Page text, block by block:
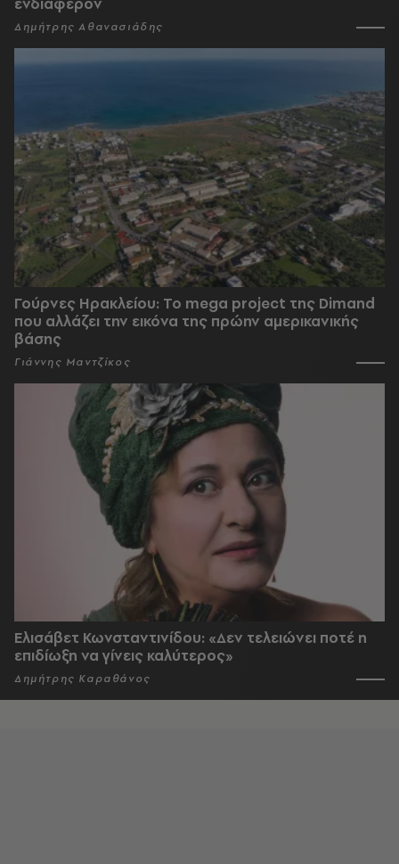
Δημήτρης Αθανασιάδης
Γούρνες Ηρακλείου: To mega project της Dimand
που αλλάζει την εικόνα της πρώην αμερικανικής
βάσης
Γιάννης Μαντζίκος
Ελισάβετ Κωνσταντινίδου: «Δεν τελειώνει ποτέ η
επιδίωξη να γίνεις καλύτερος»
Δημήτρης Καραθάνος